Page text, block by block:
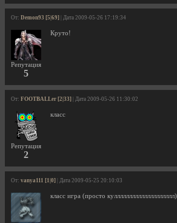
От: Demon93 [5|69] | Дата 2009-05-26 17:19:34
Репутация
5
Круто!
От: FOOTBALLer [2|33] | Дата 2009-05-26 11:30:02
Репутация
2
класс
От: vanya111 [1|0] | Дата 2009-05-25 20:10:03
класс игра (просто кулллллллллллллллллллл)